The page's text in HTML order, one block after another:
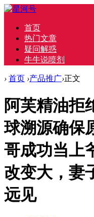
首页
热门文章
疑问解惑
牛牛说喷剂
› 首页 ›产品推广›正文
阿芙精油拒
球溯源确保
哥成功当上
改变大，妻
远见